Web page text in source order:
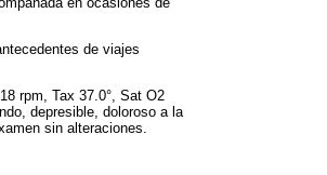
de viajes
rpm, Tax 37.0°, Sat O2
depresible, doloroso a la
sin alteraciones.